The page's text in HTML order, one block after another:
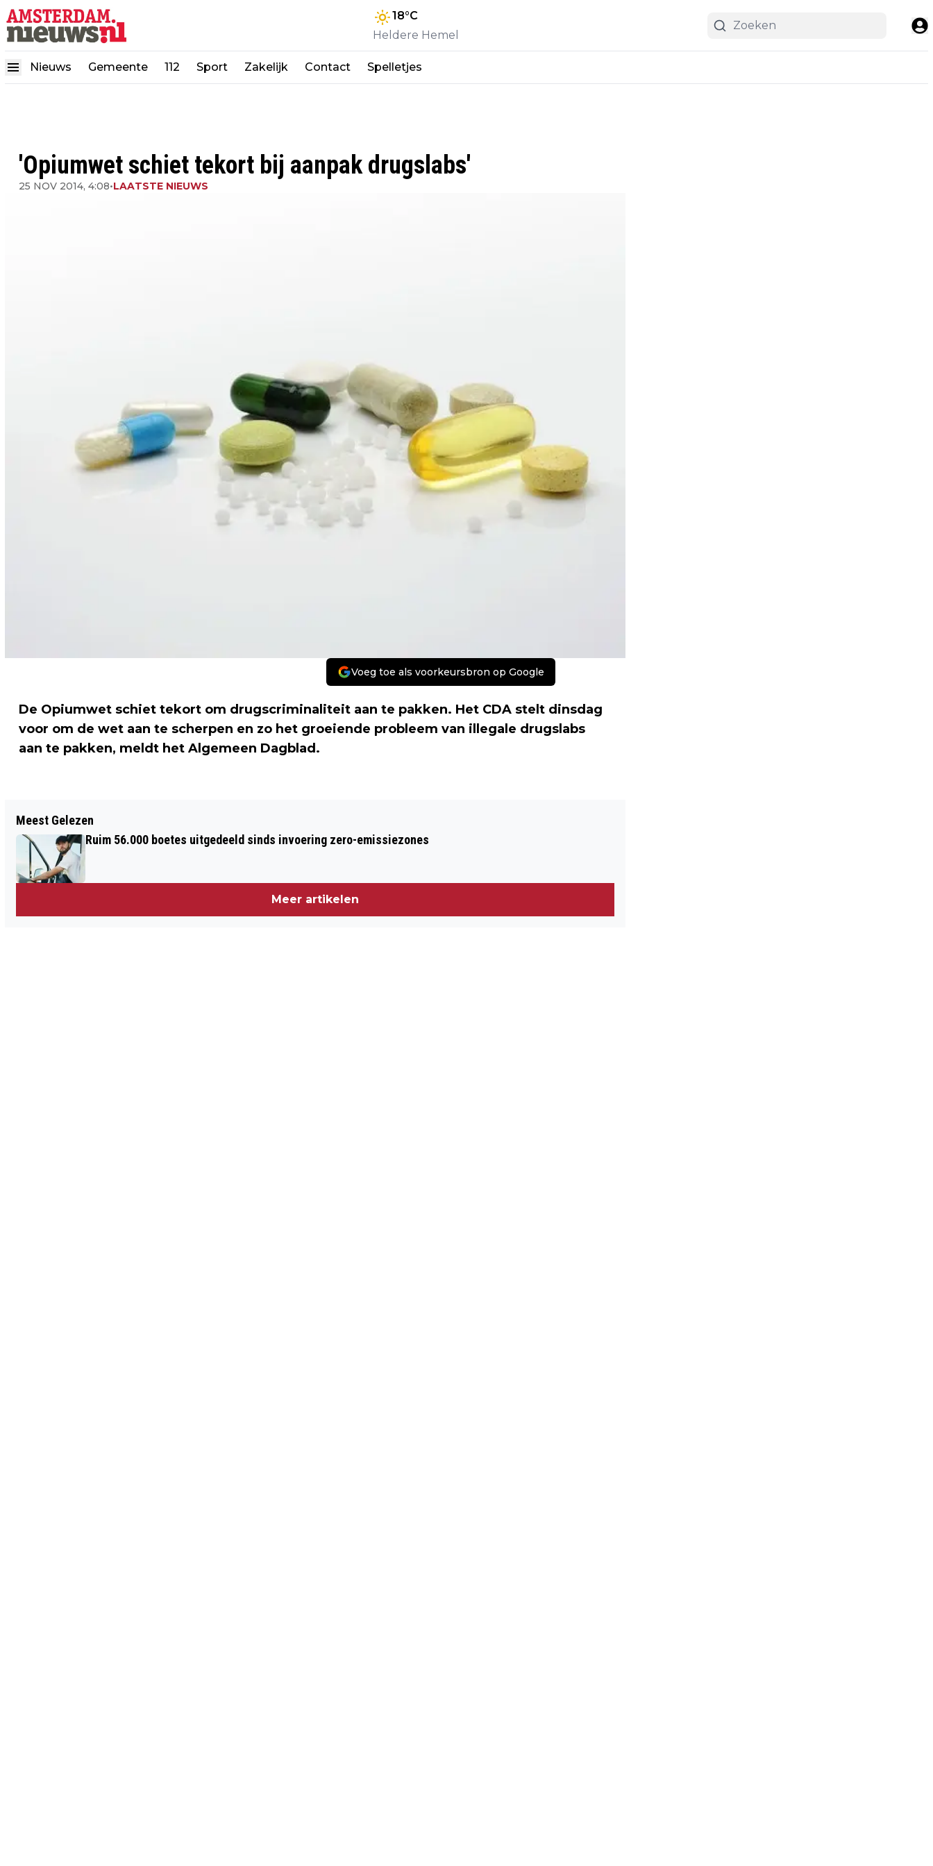
18°C
Heldere Hemel
Nieuws Gemeente 112 Sport Zakelijk Contact Spelletjes
'Opiumwet schiet tekort bij aanpak drugslabs'
25 NOV 2014, 4:08•LAATSTE NIEUWS
Voeg toe als voorkeursbron op Google
De Opiumwet schiet tekort om drugscriminaliteit aan te pakken. Het CDA stelt dinsdag
voor om de wet aan te scherpen en zo het groeiende probleem van illegale drugslabs
aan te pakken, meldt het Algemeen Dagblad.
SCHADUWELITE WAS EEN GIMMICK,
ERKENT HOOGLERAAR ENGELEN
AANPAK DRUGSLABS'
Meest Gelezen
Ruim 56.000 boetes uitgedeeld sinds invoering zero-emissiezones
Meer artikelen